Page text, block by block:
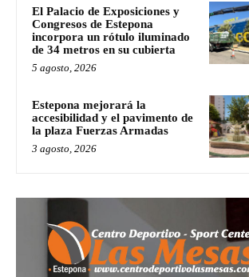
El Palacio de Exposiciones y
Congresos de Estepona
incorpora un rótulo iluminado
de 34 metros en su cubierta
5 agosto, 2026
Estepona mejorará la
accesibilidad y el pavimento de
la plaza Fuerzas Armadas
3 agosto, 2026